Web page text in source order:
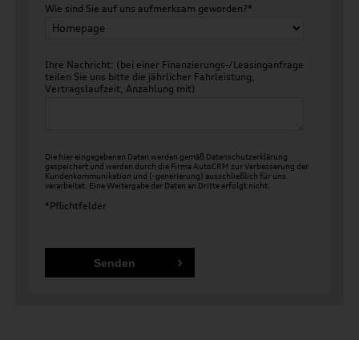
Wie sind Sie auf uns aufmerksam geworden?*
Ihre Nachricht: (bei einer Finanzierungs-/Leasinganfrage
teilen Sie uns bitte die jährlicher Fahrleistung,
Vertragslaufzeit, Anzahlung mit)
Die hier eingegebenen Daten werden gemäß Datenschutzerklärung
gespeichert und werden durch die Firma AutoCRM zur Verbesserung der
Kundenkommunikation und (-generierung) ausschließlich für uns
verarbeitet. Eine Weitergabe der Daten an Dritte erfolgt nicht.
*Pflichtfelder